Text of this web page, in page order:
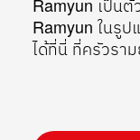
Ramyun ในรู
ได้ที่นี่ ที่ครัวรา